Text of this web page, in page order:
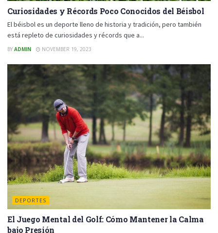
Curiosidades y Récords Poco Conocidos del Béisbol
El béisbol es un deporte lleno de historia y tradición, pero también
está repleto de curiosidades y récords que a...
BY ADMIN NOVEMBER 19, 2023
DEPORTES
El Juego Mental del Golf: Cómo Mantener la Calma
bajo Presión